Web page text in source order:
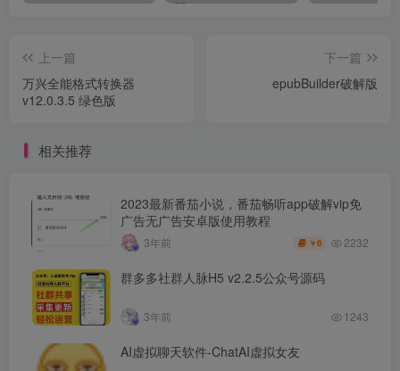
上一篇
万兴全能格式转换器
v12.0.3.5 绿色版
下一篇
epubBuilder破解版
相关推荐
2023最新番茄小说，番茄畅听app破解vip免
广告无广告安卓版使用教程
3年前 ￥6 2232
群多多社群人脉H5 v2.2.5公众号源码
3年前 1243
AI虚拟聊天软件-ChatAI虚拟女友